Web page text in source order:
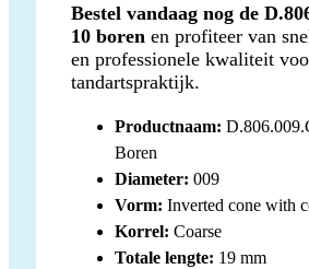
Bestel vandaag nog de
10 boren en profiteer van
en professionele kwaliteit
tandartspraktijk.
Productnaam:
Boren
Diameter: 009
Vorm: Inverted cone with
Korrel: Coarse
Totale lengte: 19 mm